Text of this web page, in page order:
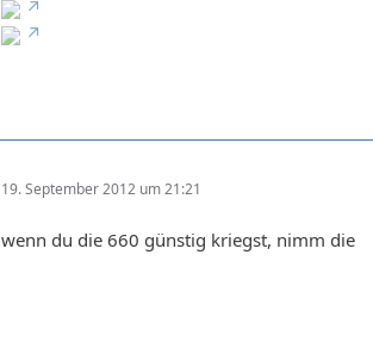
19. September 2012 um 21:21
wenn du die 660 günstig kriegst, nimm die